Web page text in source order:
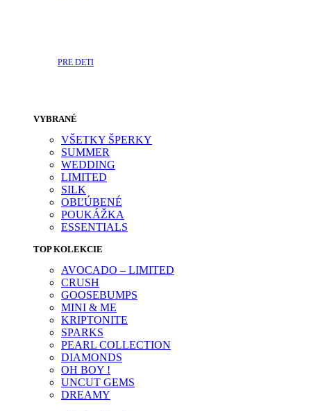
PRE DETI
VYBRANÉ
VŠETKY ŠPERKY
SUMMER
WEDDING
LIMITED
SILK
OBĽÚBENÉ
POUKÁŽKA
ESSENTIALS
TOP KOLEKCIE
AVOCADO – LIMITED
CRUSH
GOOSEBUMPS
MINI & ME
KRIPTONITE
SPARKS
PEARL COLLECTION
DIAMONDS
OH BOY !
UNCUT GEMS
DREAMY